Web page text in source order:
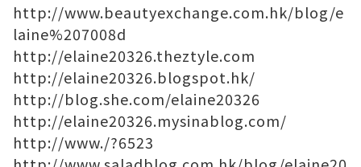
http://www.beautyexchange.com.hk/blog/e
laine%207008d
http://elaine20326.theztyle.com
http://elaine20326.blogspot.hk/
http://blog.she.com/elaine20326
http://elaine20326.mysinablog.com/
http://www./?6523